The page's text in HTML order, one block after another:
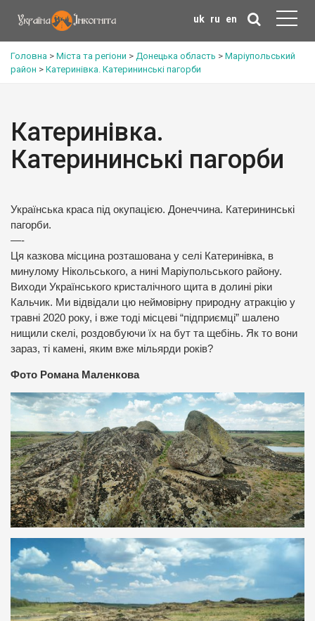
uk ru en
Головна > Міста та регіони > Донецька область > Маріупольський
район > Катеринівка. Катерининські пагорби
Катеринівка.
Катерининські пагорби
Українська краса під окупацією. Донеччина. Катерининські
пагорби.
—-
Ця казкова місцина розташована у селі Катеринівка, в
минулому Нікольського, а нині Маріупольського району.
Виходи Українського кристалічного щита в долині ріки
Кальчик. Ми відвідали цю неймовірну природну атракцію у
травні 2020 року, і вже тоді місцеві “підприємці” шалено
нищили скелі, роздовбуючи їх на бут та щебінь. Як то вони
зараз, ті камені, яким вже мільярди років?
Фото Романа Маленкова